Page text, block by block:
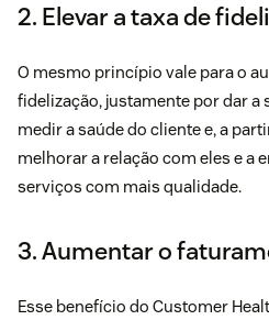
2. Elevar a taxa de
O mesmo princípio vale para o
fidelização, justamente por dar a
medir a saúde do cliente e, a
melhorar a relação com eles e a
serviços com mais qualidade.
3. Aumentar o
Esse benefício do Customer